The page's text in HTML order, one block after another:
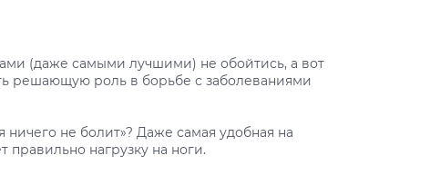
(даже самыми лучшими) не обойтись, а вот
решающую роль в борьбе с заболеваниями
не болит»? Даже самая удобная на
правильно нагрузку на ноги.